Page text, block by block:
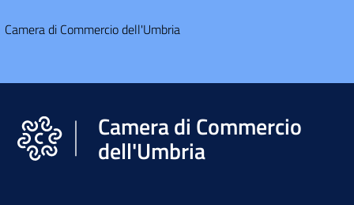
Consumatore
L'Impresa
Digitale
Camera di Commercio dell'Umbria
Camera di Commercio
dell'Umbria